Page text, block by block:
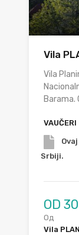
Vila
Vila
Barama.
VAUČERI
Srbiji.
OD
Од
Vila